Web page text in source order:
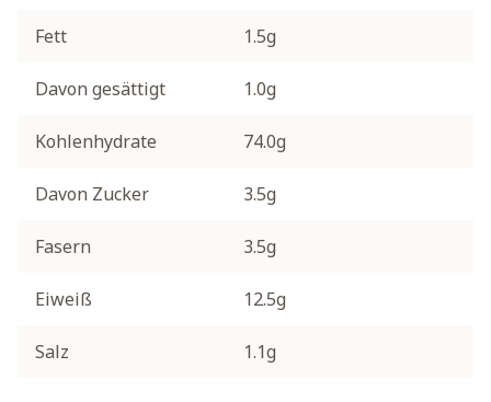
Fett 1.5g
Davon gesättigt 1.0g
Kohlenhydrate 74.0g
Davon Zucker 3.5g
Fasern 3.5g
Eiweiß 12.5g
Salz 1.1g